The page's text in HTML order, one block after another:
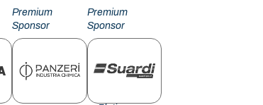
Premium
Sponsor
Premium
Sponsor